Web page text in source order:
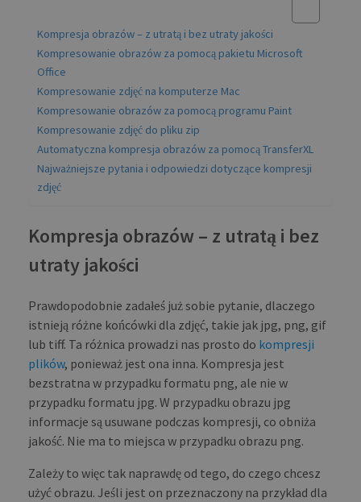
Kompresja obrazów – z utratą i bez utraty jakości
Kompresowanie obrazów za pomocą pakietu Microsoft
Office
Kompresowanie zdjęć na komputerze Mac
Kompresowanie obrazów za pomocą programu Paint
Kompresowanie zdjęć do pliku zip
Automatyczna kompresja obrazów za pomocą TransferXL
Najważniejsze pytania i odpowiedzi dotyczące kompresji
zdjęć
Kompresja obrazów – z utratą i bez
utraty jakości
Prawdopodobnie zadałeś już sobie pytanie, dlaczego
istnieją różne końcówki dla zdjęć, takie jak jpg, png, gif
lub tiff. Ta różnica prowadzi nas prosto do kompresji
plików, ponieważ jest ona inna. Kompresja jest
bezstratna w przypadku formatu png, ale nie w
przypadku formatu jpg. W przypadku obrazu jpg
informacje są usuwane podczas kompresji, co obniża
jakość. Nie ma to miejsca w przypadku obrazu png.
Zależy to więc tak naprawdę od tego, do czego chcesz
użyć obrazu. Jeśli jest on przeznaczony na przykład dla